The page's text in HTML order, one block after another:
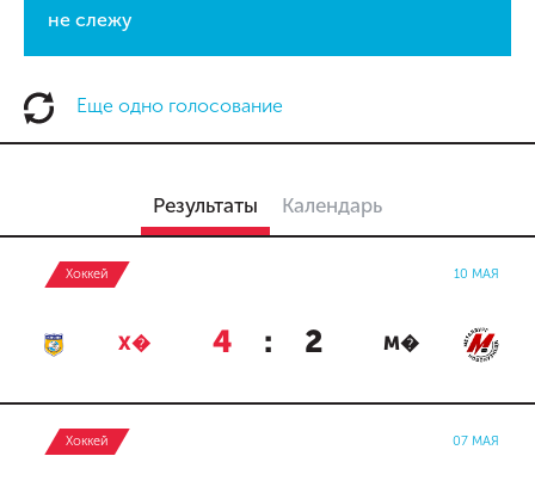
не слежу
Еще одно голосование
Результаты Календарь
Хоккей 10 МАЯ
Х� 4 : 2 М�
Хоккей 07 МАЯ